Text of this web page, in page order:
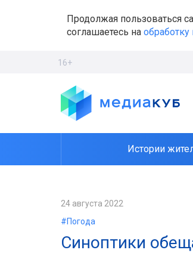
Продолжая пользоваться
соглашаетесь на
16+
Истории
24 августа 2022
#Погода
Синоптики